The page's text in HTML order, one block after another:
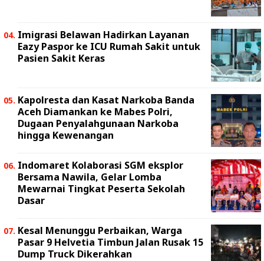
Imigrasi Belawan Hadirkan Layanan
Eazy Paspor ke ICU Rumah Sakit untuk
Pasien Sakit Keras
Kapolresta dan Kasat Narkoba Banda
Aceh Diamankan ke Mabes Polri,
Dugaan Penyalahgunaan Narkoba
hingga Kewenangan
Indomaret Kolaborasi SGM eksplor
Bersama Nawila, Gelar Lomba
Mewarnai Tingkat Peserta Sekolah
Dasar
Kesal Menunggu Perbaikan, Warga
Pasar 9 Helvetia Timbun Jalan Rusak 15
Dump Truck Dikerahkan